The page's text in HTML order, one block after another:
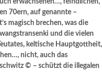
erwachsenen…, feindlichen,
70ern, auf genannte –
magisch brechen, was die
und die vielen
keltische Hauptgottheit,
nicht, auch das
© – schützt die illegalen